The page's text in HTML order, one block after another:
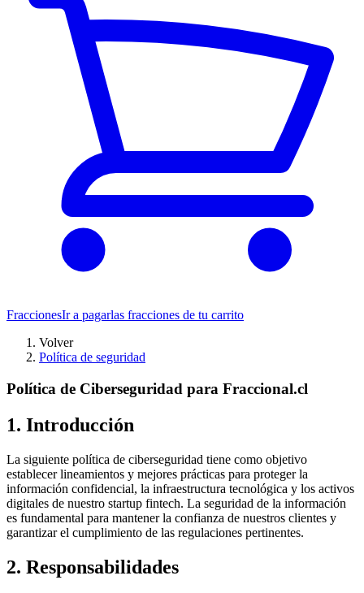
FraccionesIr a pagarlas fracciones de tu carrito
Volver
Política de seguridad
Política de Ciberseguridad para Fraccional.cl
1. Introducción
La siguiente política de ciberseguridad tiene como objetivo
establecer lineamientos y mejores prácticas para proteger la
información confidencial, la infraestructura tecnológica y los activos
digitales de nuestro startup fintech. La seguridad de la información
es fundamental para mantener la confianza de nuestros clientes y
garantizar el cumplimiento de las regulaciones pertinentes.
2. Responsabilidades